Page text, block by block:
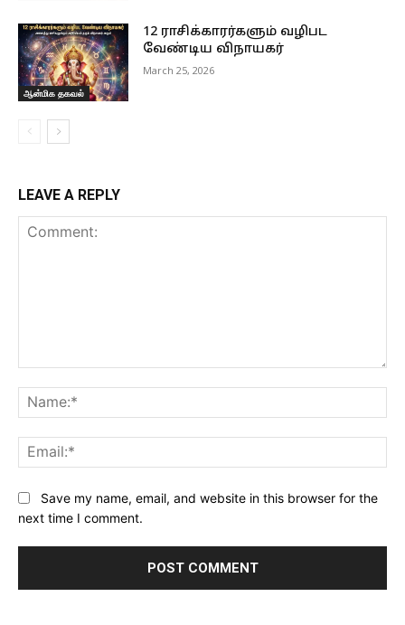
ஆன்மிக தகவல்
12 ராசிக்காரர்களும் வழிபட
வேண்டிய விநாயகர்
March 25, 2026
LEAVE A REPLY
Website:Save my name, email, and website in this browser for the
next time I comment.